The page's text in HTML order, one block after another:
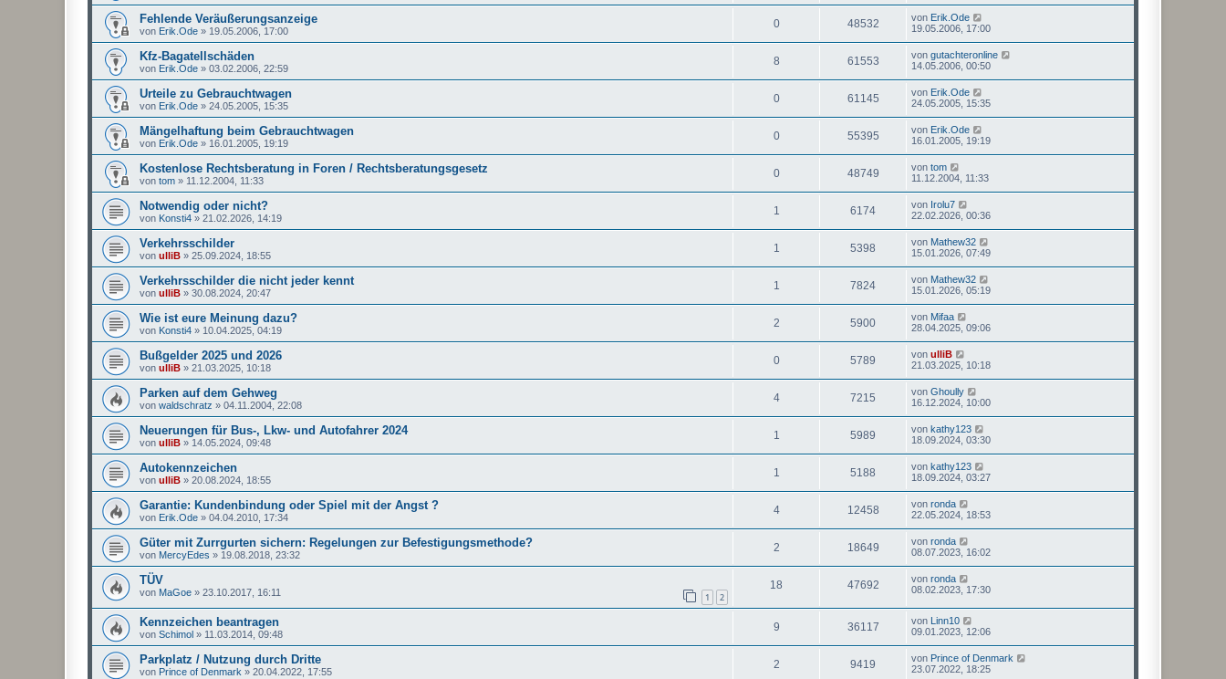
Fehlende Veräußerungsanzeige
von Erik.Ode » 19.05.2006, 17:00
0 48532 von Erik.Ode
19.05.2006, 17:00
Kfz-Bagatellschäden
von Erik.Ode » 03.02.2006, 22:59
8 61553 von gutachteronline
14.05.2006, 00:50
Urteile zu Gebrauchtwagen
von Erik.Ode » 24.05.2005, 15:35
0 61145 von Erik.Ode
24.05.2005, 15:35
Mängelhaftung beim Gebrauchtwagen
von Erik.Ode » 16.01.2005, 19:19
0 55395 von Erik.Ode
16.01.2005, 19:19
Kostenlose Rechtsberatung in Foren / Rechtsberatungsgesetz
von tom » 11.12.2004, 11:33
0 48749 von tom
11.12.2004, 11:33
Notwendig oder nicht?
von Konsti4 » 21.02.2026, 14:19
1 6174 von Irolu7
22.02.2026, 00:36
Verkehrsschilder
von ulliB » 25.09.2024, 18:55
1 5398 von Mathew32
15.01.2026, 07:49
Verkehrsschilder die nicht jeder kennt
von ulliB » 30.08.2024, 20:47
1 7824 von Mathew32
15.01.2026, 05:19
Wie ist eure Meinung dazu?
von Konsti4 » 10.04.2025, 04:19
2 5900 von Mifaa
28.04.2025, 09:06
Bußgelder 2025 und 2026
von ulliB » 21.03.2025, 10:18
0 5789 von ulliB
21.03.2025, 10:18
Parken auf dem Gehweg
von waldschratz » 04.11.2004, 22:08
4 7215 von Ghoully
16.12.2024, 10:00
Neuerungen für Bus-, Lkw- und Autofahrer 2024
von ulliB » 14.05.2024, 09:48
1 5989 von kathy123
18.09.2024, 03:30
Autokennzeichen
von ulliB » 20.08.2024, 18:55
1 5188 von kathy123
18.09.2024, 03:27
Garantie: Kundenbindung oder Spiel mit der Angst ?
von Erik.Ode » 04.04.2010, 17:34
4 12458 von ronda
22.05.2024, 18:53
Güter mit Zurrgurten sichern: Regelungen zur Befestigungsmethode?
von MercyEdes » 19.08.2018, 23:32
2 18649 von ronda
08.07.2023, 16:02
TÜV
von MaGoe » 23.10.2017, 16:11 1 2
18 47692 von ronda
08.02.2023, 17:30
Kennzeichen beantragen
von Schimol » 11.03.2014, 09:48
9 36117 von Linn10
09.01.2023, 12:06
Parkplatz / Nutzung durch Dritte
von Prince of Denmark » 20.04.2022, 17:55
2 9419 von Prince of Denmark
23.07.2022, 18:25